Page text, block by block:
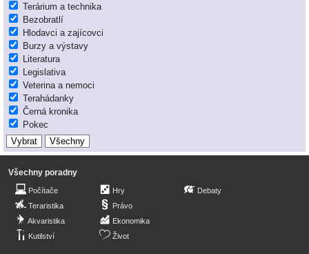
Terárium a technika
Bezobratlí
Hlodavci a zajícovci
Burzy a výstavy
Literatura
Legislativa
Veterina a nemoci
Terahádanky
Černá kronika
Pokec
Všechny poradny
Počítače
Teraristika
Akvaristika
Kutilství
Hry
Právo
Ekonomika
Život
Debaty